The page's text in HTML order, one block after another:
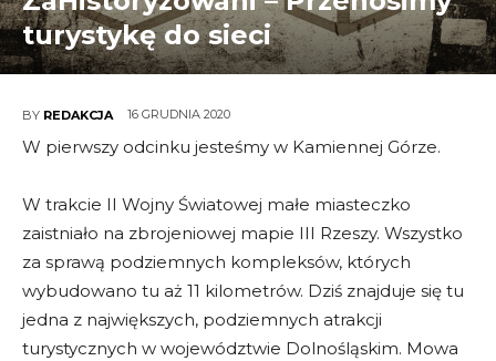
turystykę do sieci
BY REDAKCJA 16 GRUDNIA 2020
W pierwszy odcinku jesteśmy w Kamiennej Górze.
W trakcie II Wojny Światowej małe miasteczko
zaistniało na zbrojeniowej mapie III Rzeszy. Wszystko
za sprawą podziemnych kompleksów, których
wybudowano tu aż 11 kilometrów. Dziś znajduje się tu
jedna z największych, podziemnych atrakcji
turystycznych w województwie Dolnośląskim. Mowa